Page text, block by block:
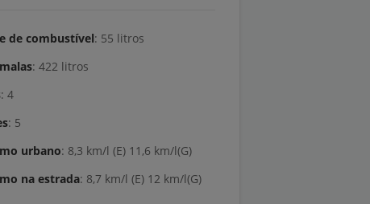
de combustível : 55 litros
: 422 litros
: 4
: 5
urbano : 8,3 km/l (E) 11,6 km/l(G)
na estrada : 8,7 km/l (E) 12 km/l(G)